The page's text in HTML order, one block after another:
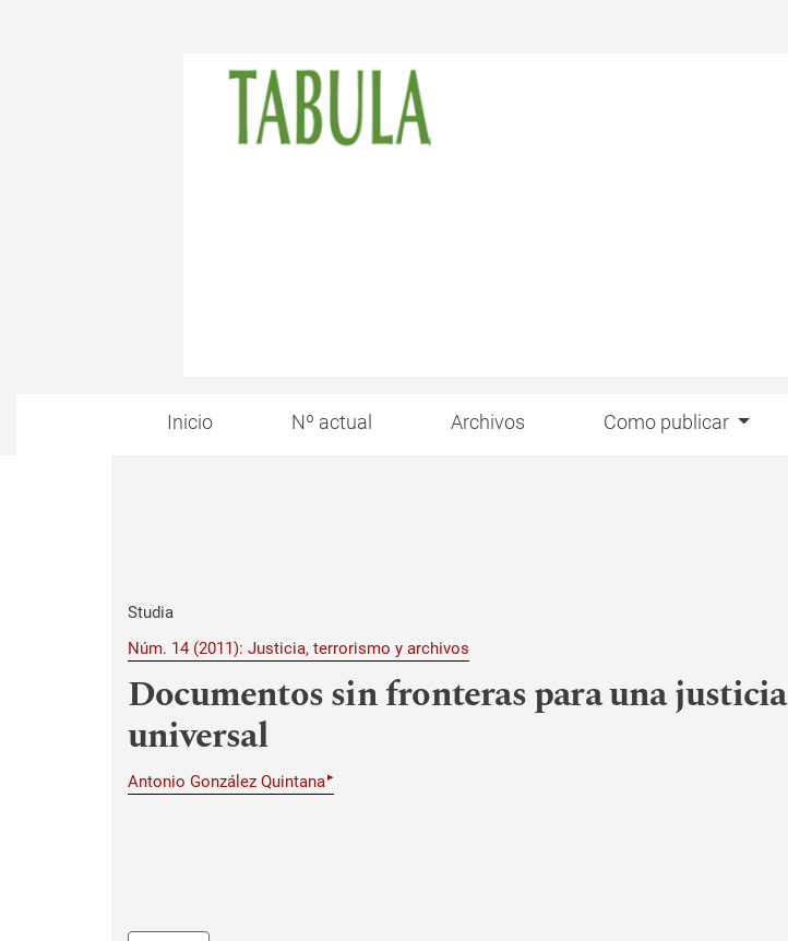
Inicio Nº actual Archivos Como publicar
Studia
Núm. 14 (2011): Justicia, terrorismo y archivos
Documentos sin fronteras para una justicia
universal
Antonio González Quintana▸